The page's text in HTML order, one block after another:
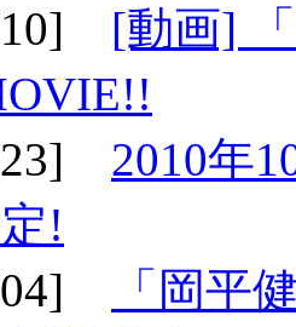
10] [動画]
23] 2010年
!
04]
「岡平